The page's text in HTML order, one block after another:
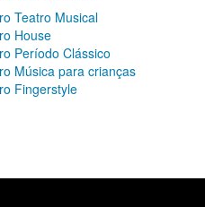
Teatro Musical
House
Período Clássico
Música para crianças
Fingerstyle